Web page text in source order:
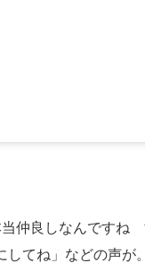
仲良しなんですね
てね」などの声が